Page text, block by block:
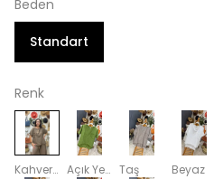
Beden
Standart
Renk
Kahverengi Açık Yeşil Taş Beyaz